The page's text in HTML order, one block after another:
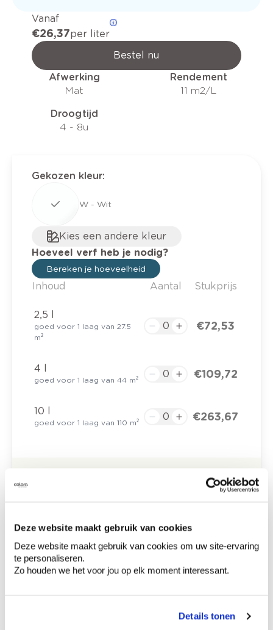
Deze website maakt gebruik van cookies
Deze website maakt gebruik van cookies om uw site-ervaring
te personaliseren.
Zo houden we het voor jou op elk moment interessant.
Details tonen
Vanaf
€ 26,37per liter
Bestel nu
Afwerking
Mat
Rendement
11 m2/L
Droogtijd
4 - 8u
Gekozen kleur:
W - Wit
Kies een andere kleur
Hoeveel verf heb je nodig?
Bereken je hoeveelheid
Inhoud Aantal Stukprijs
2,5 l
goed voor 1 laag van 27.5
m²
€ 72,53
4 l
goed voor 1 laag van 44 m² € 109,72
10 l
goed voor 1 laag van 110 m² € 263,67
€ 0,00
Bezorgopties
Levering aan huis
Besteld op weekdagen (ma-vr), binnen 2 à 3
werkdagen geleverd.
Afhalen in de winkel